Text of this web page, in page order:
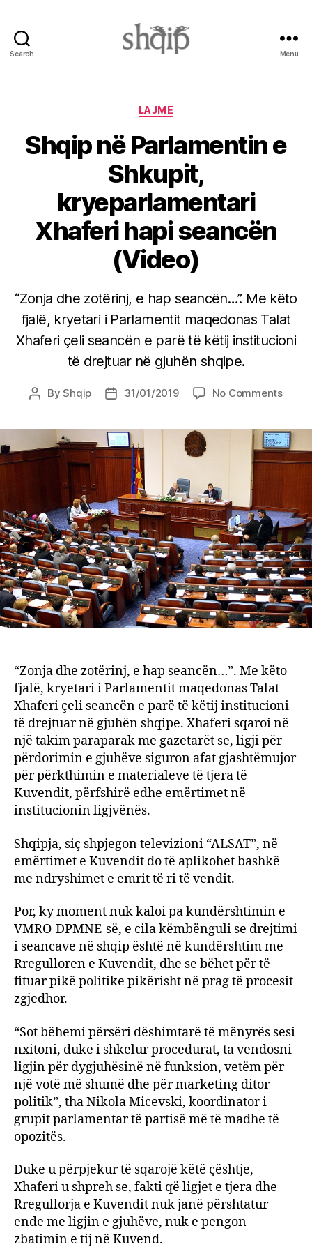
Search Menu
Categories
LAJME
Shqip në Parlamentin e
Shkupit,
kryeparlamentari
Xhaferi hapi seancën
(Video)
“Zonja dhe zotërinj, e hap seancën…”. Me këto
fjalë, kryetari i Parlamentit maqedonas Talat
Xhaferi çeli seancën e parë të këtij institucioni
të drejtuar në gjuhën shqipe.
PostByShqip
Post31/01/2019 No Commentson
e
hapi
“Zonja dhe zotërinj, e hap seancën…”. Me këto
fjalë, kryetari i Parlamentit maqedonas Talat
Xhaferi çeli seancën e parë të këtij institucioni
të drejtuar në gjuhën shqipe. Xhaferi sqaroi në
një takim paraparak me gazetarët se, ligji për
përdorimin e gjuhëve siguron afat gjashtëmujor
për përkthimin e materialeve të tjera të
Kuvendit, përfshirë edhe emërtimet në
institucionin ligjvënës.
Shqipja, siç shpjegon televizioni “ALSAT”, në
emërtimet e Kuvendit do të aplikohet bashkë
me ndryshimet e emrit të ri të vendit.
Por, ky moment nuk kaloi pa kundërshtimin e
VMRO-DPMNE-së, e cila këmbënguli se drejtimi
i seancave në shqip është në kundërshtim me
Rregulloren e Kuvendit, dhe se bëhet për të
fituar pikë politike pikërisht në prag të procesit
zgjedhor.
“Sot bëhemi përsëri dëshimtarë të mënyrës sesi
nxitoni, duke i shkelur procedurat, ta vendosni
ligjin për dygjuhësinë në funksion, vetëm për
një votë më shumë dhe për marketing ditor
politik”, tha Nikola Micevski, koordinator i
grupit parlamentar të partisë më të madhe të
opozitës.
Duke u përpjekur të sqarojë këtë çështje,
Xhaferi u shpreh se, fakti që ligjet e tjera dhe
Rregullorja e Kuvendit nuk janë përshtatur
ende me ligjin e gjuhëve, nuk e pengon
zbatimin e tij në Kuvend.